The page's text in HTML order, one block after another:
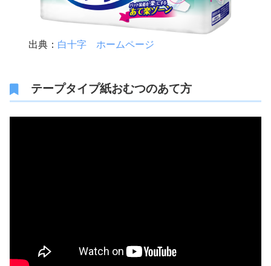
出典： 白十字 ホームページ
テープタイプ紙おむつのあて方